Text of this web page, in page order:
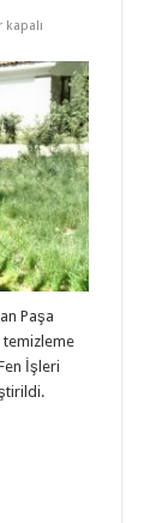
Paşa
temizleme
İşleri